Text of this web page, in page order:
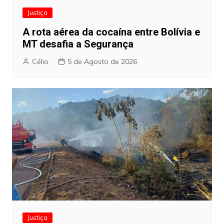
Justiça
A rota aérea da cocaína entre Bolívia e
MT desafia a Segurança
Célio 5 de Agosto de 2026
Justiça